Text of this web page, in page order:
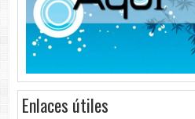
Enlaces útiles